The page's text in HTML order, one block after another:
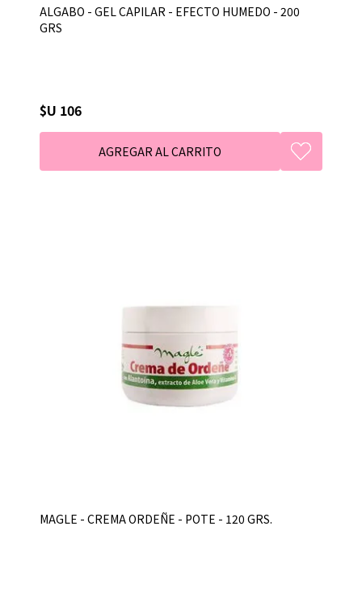
ALGABO - GEL CAPILAR - EFECTO HUMEDO - 200
GRS
$U 106
MAGLE - CREMA ORDEÑE - POTE - 120 GRS.